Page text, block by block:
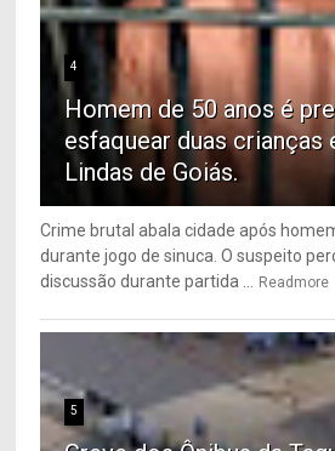
4
Homem de 50 anos é
esfaquear duas crianças
Lindas de Goiás.
Crime brutal abala cidade após
durante jogo de sinuca. O suspeito
discussão durante partida ... Readmore
5